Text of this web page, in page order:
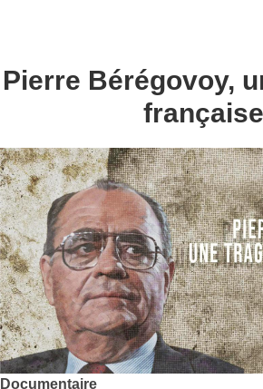
Pierre Bérégovoy,
française
Documentaire